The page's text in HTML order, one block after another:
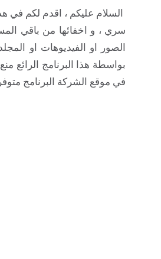
السلام عليكم ، اقدم لكم في
الصور او الفيديوهات او
في موقع الشركة البرنامج